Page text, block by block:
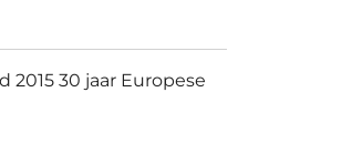
30 jaar Europese